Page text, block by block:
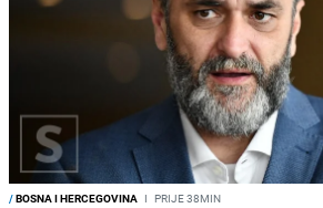
/BOSNA I HERCEGOVINA I PRIJE 38MIN